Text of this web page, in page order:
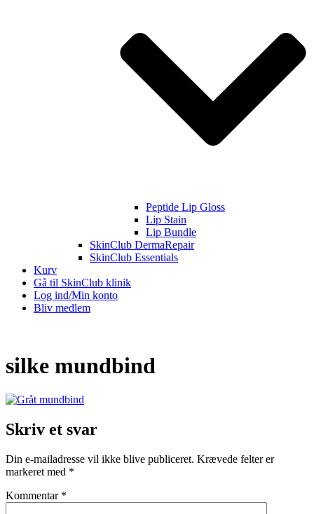
Peptide Lip Gloss
Lip Stain
Lip Bundle
SkinClub DermaRepair
SkinClub Essentials
Kurv
Gå til SkinClub klinik
Log ind/Min konto
Bliv medlem
silke mundbind
Skriv et svar
Din e-mailadresse vil ikke blive publiceret. Krævede felter er
markeret med *
Kommentar *